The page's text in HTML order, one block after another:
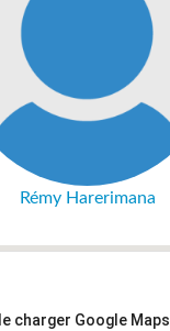
Rémy Harerimana
charger Google Maps